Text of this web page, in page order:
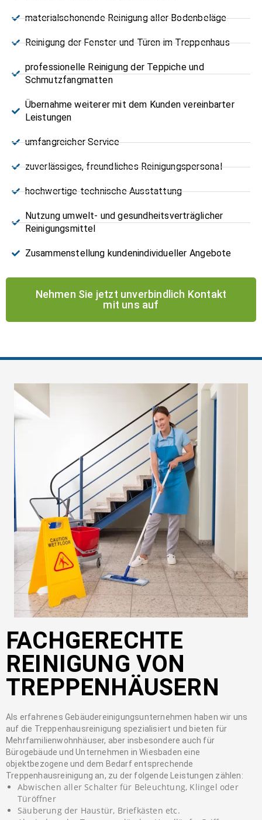
materialschonende Reinigung aller Bodenbeläge
Reinigung der Fenster und Türen im Treppenhaus
professionelle Reinigung der Teppiche und
Schmutzfangmatten
Übernahme weiterer mit dem Kunden vereinbarter
Leistungen
umfangreicher Service
zuverlässiges, freundliches Reinigungspersonal
hochwertige technische Ausstattung
Nutzung umwelt- und gesundheitsverträglicher
Reinigungsmittel
Zusammenstellung kundenindividueller Angebote
Nehmen Sie jetzt unverbindlich Kontakt
mit uns auf
FACHGERECHTE
REINIGUNG VON
TREPPENHÄUSERN
Als erfahrenes Gebäudereinigungsunternehmen haben wir uns
auf die Treppenhausreinigung spezialisiert und bieten für
Mehrfamilienwohnhäuser, aber insbesondere auch für
Bürogebäude und Unternehmen in Wiesbaden eine
objektbezogene und dem Bedarf entsprechende
Treppenhausreinigung an, zu der folgende Leistungen zählen:
Abwischen aller Schalter für Beleuchtung, Klingel oder
Türöffner
Säuberung der Haustür, Briefkästen etc.